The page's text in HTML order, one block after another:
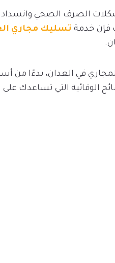
الصرف الصحي وانسداد
فإن خدمة تسليك مجاري
في العدان، بدءًا من
الوقائية التي تساعدك